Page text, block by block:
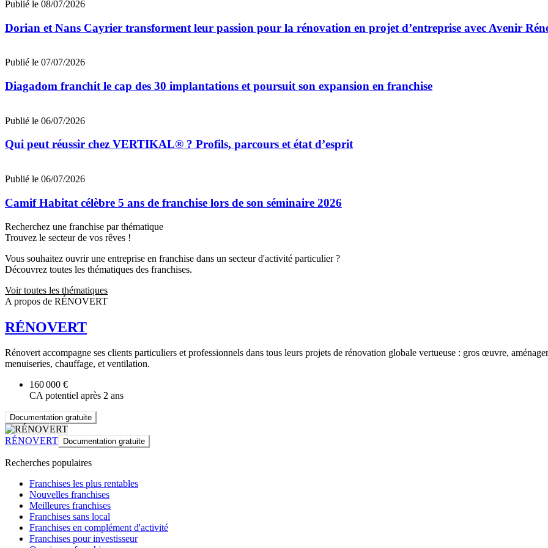
Publié le 08/07/2026
Dorian et Nans Cayrier transforment leur passion pour la rénovation en projet d’entreprise avec Avenir
Publié le 07/07/2026
Diagadom franchit le cap des 30 implantations et poursuit son expansion en franchise
Publié le 06/07/2026
Qui peut réussir chez VERTIKAL® ? Profils, parcours et état d’esprit
Publié le 06/07/2026
Camif Habitat célèbre 5 ans de franchise lors de son séminaire 2026
Recherchez une franchise par thématique
Trouvez le secteur de vos rêves !
Vous souhaitez ouvrir une entreprise en franchise dans un secteur d'activité particulier ?
Découvrez toutes les thématiques des franchises.
Voir toutes les thématiques
A propos de RÉNOVERT
RÉNOVERT
Rénovert accompagne ses clients particuliers et professionnels dans tous leurs projets de rénovation globale vertueuse : gros œuvre,
menuiseries, chauffage, et ventilation.
160 000 €
CA potentiel après 2 ans
Documentation gratuite
RÉNOVERT Documentation gratuite
Recherches populaires
Franchises les plus rentables
Nouvelles franchises
Meilleures franchises
Franchises sans local
Franchises en complément d'activité
Franchises pour investisseur